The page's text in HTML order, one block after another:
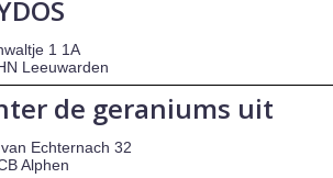
1 1A
Leeuwarden
de geraniums uit
Echternach 32
Alphen